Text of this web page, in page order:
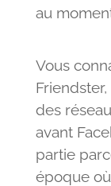
au
Vous
des
avant
partie
époque